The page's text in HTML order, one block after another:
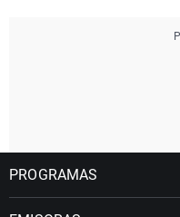
PROGRAMAS